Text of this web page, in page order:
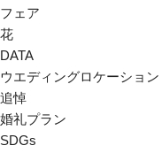
フェア
花
DATA
ウエディングロケーション
追悼
婚礼プラン
SDGs